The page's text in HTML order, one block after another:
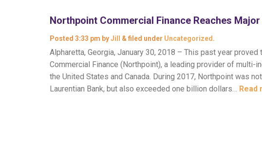
Northpoint Commercial Finance Reaches
Posted 3:33 pm byJill & filed under Uncategorized .
Alpharetta, Georgia, January 30, 2018 – This past year
Commercial Finance (Northpoint), a leading provider of multi-
the United States and Canada. During 2017, Northpoint was
Laurentian Bank, but also exceeded one billion dollars… Read